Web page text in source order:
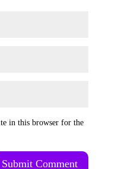
in this browser for the
Submit Comment